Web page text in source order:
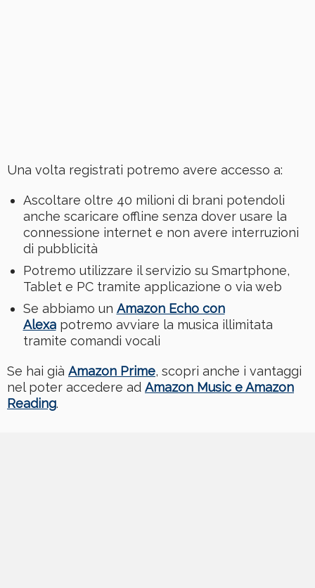
Una volta registrati potremo avere accesso a:
Ascoltare oltre 40 milioni di brani potendoli
anche scaricare offline senza dover usare la
connessione internet e non avere interruzioni
di pubblicità
Potremo utilizzare il servizio su Smartphone,
Tablet e PC tramite applicazione o via web
Se abbiamo un Amazon Echo con
Alexapotremo avviare la musica illimitata
tramite comandi vocali
Se hai già Amazon Prime, scopri anche i vantaggi
nel poter accedere ad Amazon Music e Amazon
Reading.